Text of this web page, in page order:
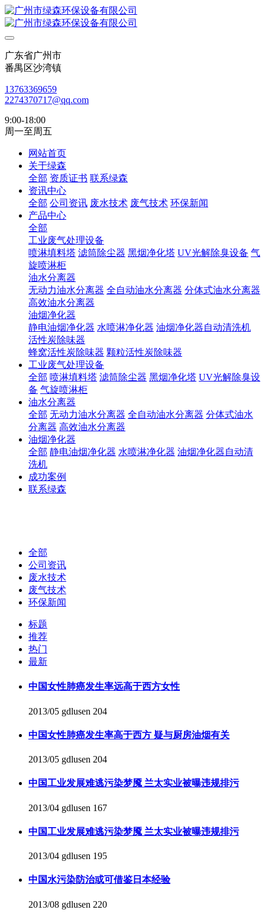
广东省广州市
番禺区沙湾镇
13763369659
2274370717@qq.com
9:00-18:00
周一至周五
网站首页
关于绿森
全部 资质证书 联系绿森
资讯中心
全部 公司资讯 废水技术 废气技术 环保新闻
产品中心
全部
工业废气处理设备
喷淋填料塔 滤筒除尘器 黑烟净化塔 UV光解除臭设备 气
旋喷淋柜
油水分离器
无动力油水分离器 全自动油水分离器 分体式油水分离器
高效油水分离器
油烟净化器
静电油烟净化器 水喷淋净化器 油烟净化器自动清洗机
活性炭除味器
蜂窝活性炭除味器 颗粒活性炭除味器
工业废气处理设备
全部 喷淋填料塔 滤筒除尘器 黑烟净化塔 UV光解除臭设
备 气旋喷淋柜
油水分离器
全部 无动力油水分离器 全自动油水分离器 分体式油水
分离器 高效油水分离器
油烟净化器
全部 静电油烟净化器 水喷淋净化器 油烟净化器自动清
洗机
成功案例
联系绿森
全部
公司资讯
废水技术
废气技术
环保新闻
标题
推荐
热门
最新
中国女性肺癌发生率远高于西方女性
2013/05 gdlusen 204
中国女性肺癌发生率高于西方 疑与厨房油烟有关
2013/05 gdlusen 204
中国工业发展难逃污染梦魇 兰太实业被曝违规排污
2013/04 gdlusen 167
中国工业发展难逃污染梦魇 兰太实业被曝违规排污
2013/04 gdlusen 195
中国水污染防治或可借鉴日本经验
2013/08 gdlusen 220